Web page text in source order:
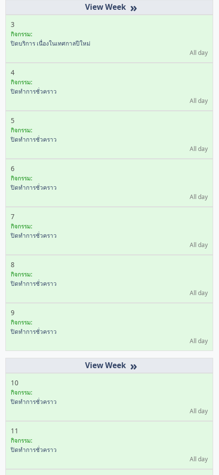
»
3
กิจกรรม:
ปิดบริการ เนื่องในเทศกาลปีใหม่
All day
4
กิจกรรม:
ปิดทำการชั่วคราว
All day
5
กิจกรรม:
ปิดทำการชั่วคราว
All day
6
กิจกรรม:
ปิดทำการชั่วคราว
All day
7
กิจกรรม:
ปิดทำการชั่วคราว
All day
8
กิจกรรม:
ปิดทำการชั่วคราว
All day
9
กิจกรรม:
ปิดทำการชั่วคราว
All day
»
10
กิจกรรม:
ปิดทำการชั่วคราว
All day
11
กิจกรรม:
ปิดทำการชั่วคราว
All day